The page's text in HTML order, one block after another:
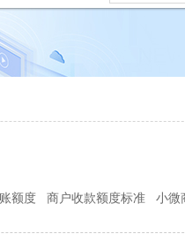
账额度 商户收款额度标准 小